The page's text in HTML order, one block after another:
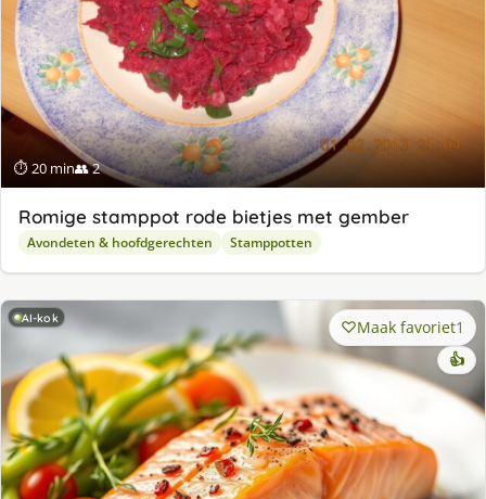
⏱ 20 min👥 2
Romige stamppot rode bietjes met gember
Avondeten & hoofdgerechten Stamppotten
AI-kok Maak favoriet1
👍